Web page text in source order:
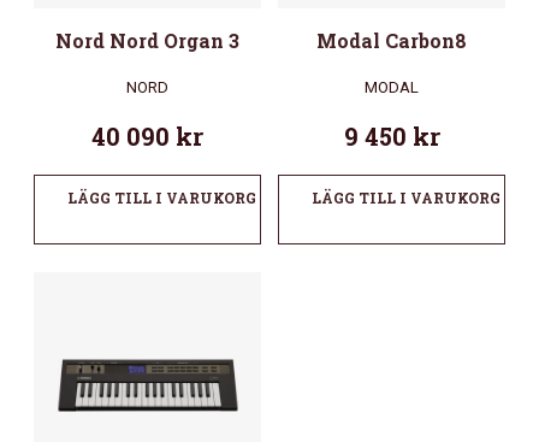
Nord Nord Organ 3
NORD
40 090 kr
LÄGG TILL I VARUKORG
Modal Carbon8
MODAL
9 450 kr
LÄGG TILL I VARUKORG